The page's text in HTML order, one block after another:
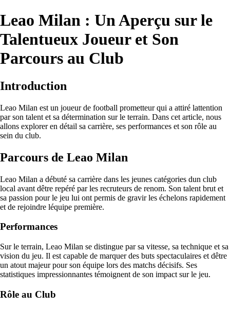
Leao Milan : Un Aperçu sur le
Talentueux Joueur et Son
Parcours au Club
Introduction
Leao Milan est un joueur de football prometteur qui a attiré lattention
par son talent et sa détermination sur le terrain. Dans cet article, nous
allons explorer en détail sa carrière, ses performances et son rôle au
sein du club.
Parcours de Leao Milan
Leao Milan a débuté sa carrière dans les jeunes catégories dun club
local avant dêtre repéré par les recruteurs de renom. Son talent brut et
sa passion pour le jeu lui ont permis de gravir les échelons rapidement
et de rejoindre léquipe première.
Performances
Sur le terrain, Leao Milan se distingue par sa vitesse, sa technique et sa
vision du jeu. Il est capable de marquer des buts spectaculaires et dêtre
un atout majeur pour son équipe lors des matchs décisifs. Ses
statistiques impressionnantes témoignent de son impact sur le jeu.
Rôle au Club